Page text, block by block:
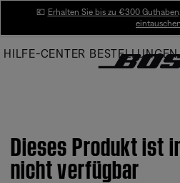
Main
💶 Erhalten Sie bis zu €300
HILFE-CENTER BESTELLUNGEN
Dieses Produkt ist
nicht verfügbar